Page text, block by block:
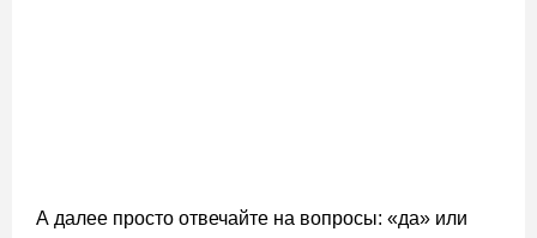
А далее просто отвечайте на вопросы: «да» или